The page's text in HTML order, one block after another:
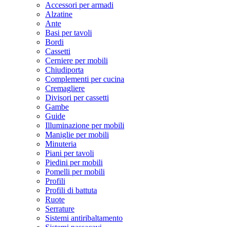
Accessori per armadi
Alzatine
Ante
Basi per tavoli
Bordi
Cassetti
Cerniere per mobili
Chiudiporta
Complementi per cucina
Cremagliere
Divisori per cassetti
Gambe
Guide
Illuminazione per mobili
Maniglie per mobili
Minuteria
Piani per tavoli
Piedini per mobili
Pomelli per mobili
Profili
Profili di battuta
Ruote
Serrature
Sistemi antiribaltamento